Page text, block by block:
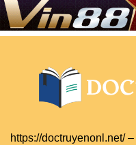
https://doctruyenonl.net/–